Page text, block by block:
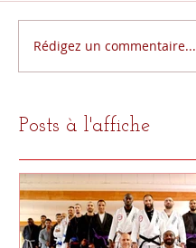
Rédigez un commentaire...
Posts à l'affiche